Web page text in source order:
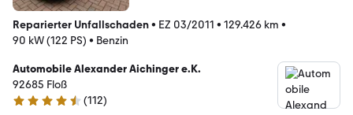
Reparierter Unfallschaden• EZ 03/2011 • 129.426 km •
90 kW (122 PS) • Benzin
Automobile Alexander Aichinger e.K.
92685 Floß
4.5 Sterne
(112)